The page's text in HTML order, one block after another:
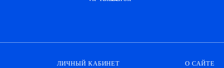
ЛИЧНЫЙ КАБИНЕТ О САЙТЕ